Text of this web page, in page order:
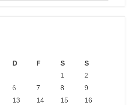
D F S
S
1
2
6 7 8
9
13 14 15
16